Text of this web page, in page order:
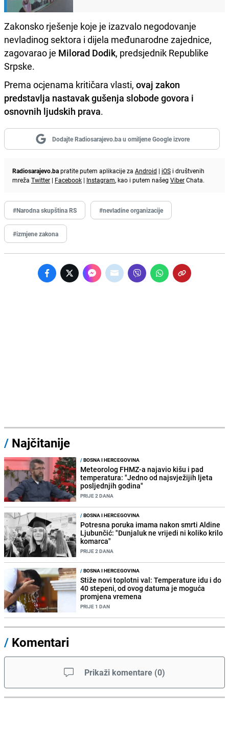
Zakonsko rješenje koje je izazvalo negodovanje
nevladinog sektora i dijela međunarodne zajednice,
zagovarao je Milorad Dodik, predsjednik Republike
Srpske.
Prema ocjenama kritičara vlasti, ovaj zakon
predstavlja nastavak gušenja slobode govora i
osnovnih ljudskih prava.
Dodajte Radiosarajevo.ba u omiljene Google izvore
Radiosarajevo.bapratite putem aplikacije za Android | iOS i društvenih
mreža Twitter | Facebook | Instagram, kao i putem našeg ViberChata.
#Narodna skupština RS #nevladine organizacije
#izmjene zakona
/ Najčitanije
/BOSNA I HERCEGOVINA
Meteorolog FHMZ-a najavio kišu i pad
temperatura: "Jedno od najsvježijih ljeta
posljednjih godina"
PRIJE 2 DANA
/BOSNA I HERCEGOVINA
Potresna poruka imama nakon smrti Aldine
Ljubunčić: "Dunjaluk ne vrijedi ni koliko krilo
komarca"
PRIJE 2 DANA
/BOSNA I HERCEGOVINA
Stiže novi toplotni val: Temperature idu i do
40 stepeni, od ovog datuma je moguća
promjena vremena
PRIJE 1 DAN
/ Komentari
Prikaži komentare (0)